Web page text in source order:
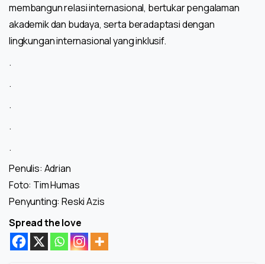
membangun relasi internasional, bertukar pengalaman
akademik dan budaya, serta beradaptasi dengan
lingkungan internasional yang inklusif.
.
.
.
.
.
Penulis: Adrian
Foto: Tim Humas
Penyunting: Reski Azis
Spread the love